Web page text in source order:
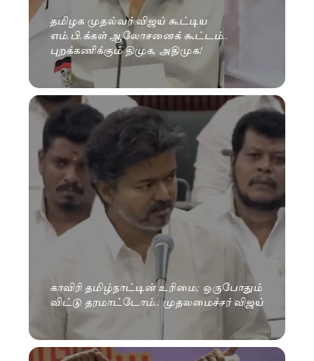
தமிழக முதல்வர் விஜய் கூட்டிய
எம்.பி.க்கள் ஆலோசனைக் கூட்டம்..
புறக்கணிக்கும் திமுக, அதிமுக!
காவிரி தமிழ்நாட்டின் உரிமை; ஒருபோதும்
விட்டு தரமாட்டோம்.. முதலமைச்சர் விஜய்